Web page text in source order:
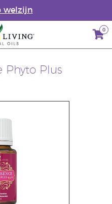
welzijn
0
Phyto Plus